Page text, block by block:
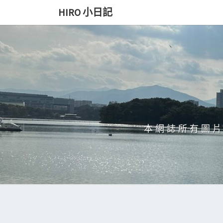
to
HIRO 小日記
本網誌所有圖